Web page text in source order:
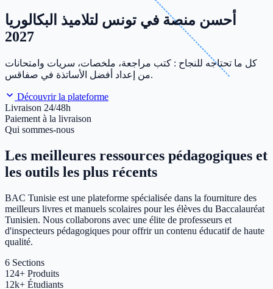
أحسن منصة في تونس لتلاميذ البكالوريا
2027
كل ما تحتاجه للنجاح : كتب مراجعة، ملخصات، سريات وامتحانات
من إعداد أفضل الأساتذة في صفاقس.
Découvrir la plateforme
Livraison 24/48h
Paiement à la livraison
Qui sommes-nous
Les meilleures ressources pédagogiques et
les outils les plus récents
BAC Tunisie est une plateforme spécialisée dans la fourniture des
meilleurs livres et manuels scolaires pour les élèves du Baccalauréat
Tunisien. Nous collaborons avec une élite de professeurs et
d'inspecteurs pédagogiques pour offrir un contenu éducatif de haute
qualité.
6 Sections
124+ Produits
12k+ Étudiants